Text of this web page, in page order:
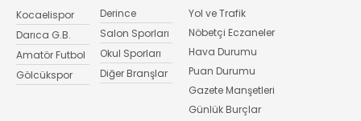
Kocaelispor
Darıca G.B.
Amatör Futbol
Gölcükspor
Derince
Salon Sporları
Okul Sporları
Diğer Branşlar
Yol ve Trafik
Nöbetçi Eczaneler
Hava Durumu
Puan Durumu
Gazete Manşetleri
Günlük Burçlar